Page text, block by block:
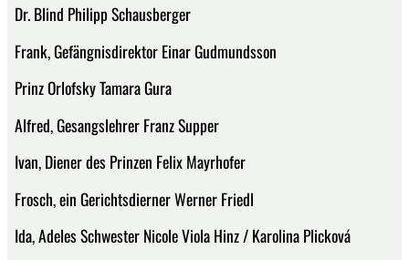
Dr. Blind Philipp Schausberger
Frank, Gefängnisdirektor Einar Gudmundsson
Prinz Orlofsky Tamara Gura
Alfred, Gesangslehrer Franz Supper
Ivan, Diener des Prinzen Felix Mayrhofer
Frosch, ein Gerichtsdierner Werner Friedl
Ida, Adeles Schwester Nicole Viola Hinz / Karolina Plicková